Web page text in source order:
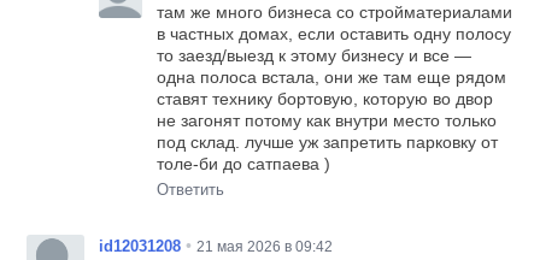
там же много бизнеса со стройматериалами
в частных домах, если оставить одну полосу
то заезд/выезд к этому бизнесу и все —
одна полоса встала, они же там еще рядом
ставят технику бортовую, которую во двор
не загонят потому как внутри место только
под склад. лучше уж запретить парковку от
толе-би до сатпаева )
Ответить
id12031208 • 21 мая 2026 в 09:42